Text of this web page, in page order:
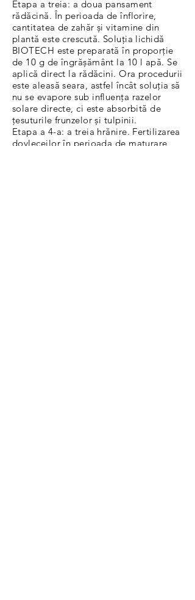
Etapa a treia: a doua pansament
rădăcină. În perioada de înflorire,
cantitatea de zahăr și vitamine din
plantă este crescută. Soluția lichidă
BIOTECH este preparată în proporție
de 10 g de îngrășământ la 10 l apă. Se
aplică direct la rădăcini. Ora procedurii
este aleasă seara, astfel încât soluția să
nu se evapore sub influența razelor
solare directe, ci este absorbită de
țesuturile frunzelor și tulpinii.
Etapa a 4-a: a treia hrănire. Fertilizarea
dovleceilor în perioada de maturare